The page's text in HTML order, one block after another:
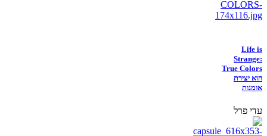
Life is
Strange:
True Colors
הוא יצירת
אומנות
עדי פרל